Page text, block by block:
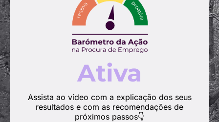
Ativa
Assista ao vídeo com a explicação dos seus
resultados e com as recomendações de
próximos passos👇